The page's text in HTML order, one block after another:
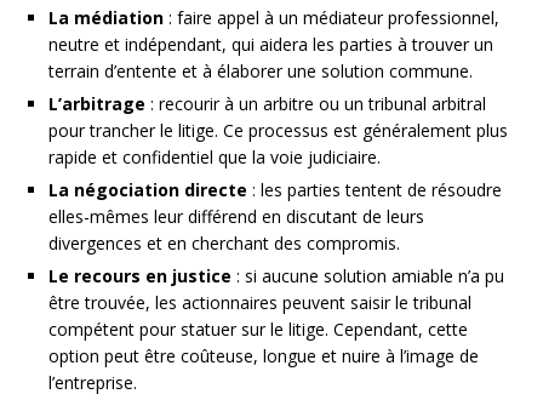
La médiation : faire appel à un médiateur professionnel,
neutre et indépendant, qui aidera les parties à trouver un
terrain d’entente et à élaborer une solution commune.
L’arbitrage : recourir à un arbitre ou un tribunal arbitral
pour trancher le litige. Ce processus est généralement plus
rapide et confidentiel que la voie judiciaire.
La négociation directe : les parties tentent de résoudre
elles-mêmes leur différend en discutant de leurs
divergences et en cherchant des compromis.
Le recours en justice : si aucune solution amiable n’a pu
être trouvée, les actionnaires peuvent saisir le tribunal
compétent pour statuer sur le litige. Cependant, cette
option peut être coûteuse, longue et nuire à l’image de
l’entreprise.